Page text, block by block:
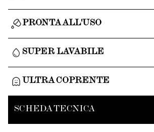
PRONTA ALL'USO
SUPER LAVABILE
ULTRA COPRENTE
SCHEDA TECNICA